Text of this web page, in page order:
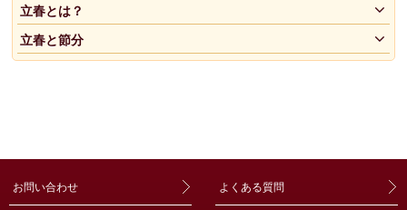
立春とは？
立春と節分
お問い合わせ よくある質問